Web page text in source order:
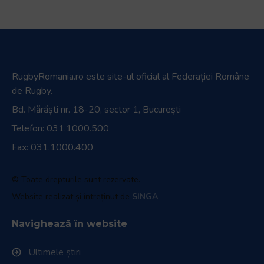
RugbyRomania.ro este site-ul oficial al Federației Române
de Rugby.
Bd. Mărăști nr. 18-20, sector 1, București
Telefon: 031.1000.500
Fax: 031.1000.400
© Toate drepturile sunt rezervate.
Website realizat și întreținut de SINGA
Navighează în website
Ultimele știri